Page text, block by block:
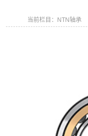
当前栏目：NTN轴承